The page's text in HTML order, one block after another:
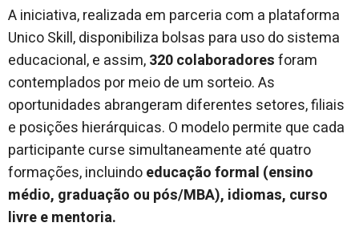
A iniciativa, realizada em parceria com a plataforma
Unico Skill, disponibiliza bolsas para uso do sistema
educacional, e assim,320 colaboradoresforam
contemplados por meio de um sorteio. As
oportunidades abrangeram diferentes setores, filiais
e posições hierárquicas. O modelo permite que cada
participante curse simultaneamente até quatro
formações, incluindoeducação formal (ensino
médio, graduação ou pós/MBA), idiomas, curso
livre e mentoria.